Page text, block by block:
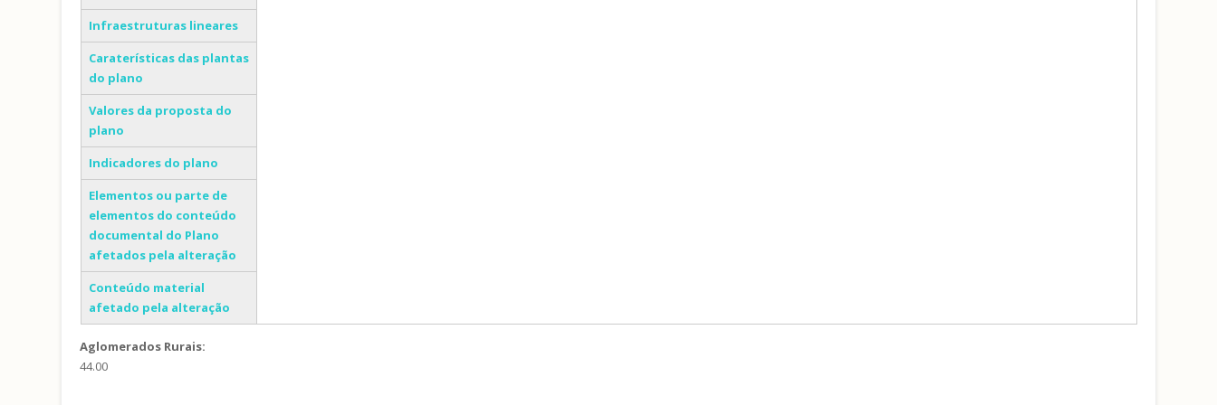
Infraestruturas lineares
Caraterísticas das plantas
do plano
Valores da proposta do
plano
Indicadores do plano
Elementos ou parte de
elementos do conteúdo
documental do Plano
afetados pela alteração
Conteúdo material
afetado pela alteração
Aglomerados Rurais:
44.00